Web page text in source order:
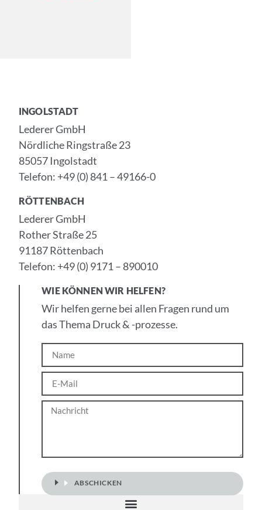
INGOLSTADT
Lederer GmbH
Nördliche Ringstraße 23
85057 Ingolstadt
Telefon: +49 (0) 841 – 49166-0
RÖTTENBACH
Lederer GmbH
Rother Straße 25
91187 Röttenbach
Telefon: +49 (0) 9171 – 890010
WIE KÖNNEN WIR HELFEN?
Wir helfen gerne bei allen Fragen rund um
das Thema Druck & -prozesse.
Name
Mail
ABSCHICKEN